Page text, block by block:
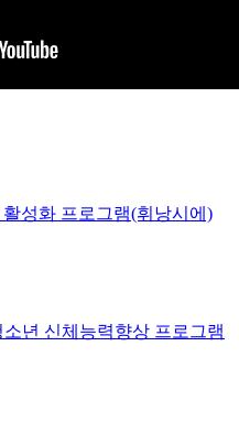
성화 프로그램(휘낭시에)
소년 신체능력향상 프로그램